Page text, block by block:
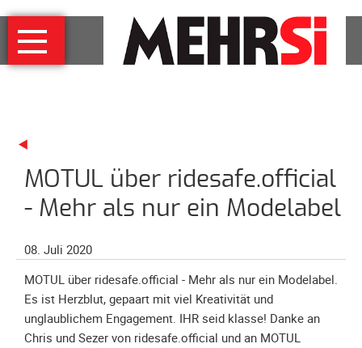
Navigation
überspringen
MEHRSi
Wer
Ziel
und
Strategie
Schirmherrschaft
für
MEHRSi
Unterstützen
MOTUL über ridesafe.official
- Mehr als nur ein Modelabel
08. Juli 2020
MOTUL über ridesafe.official - Mehr als nur ein Modelabel.
Es ist Herzblut, gepaart mit viel Kreativität und
unglaublichem Engagement. IHR seid klasse! Danke an
Chris und Sezer von ridesafe.official und an MOTUL